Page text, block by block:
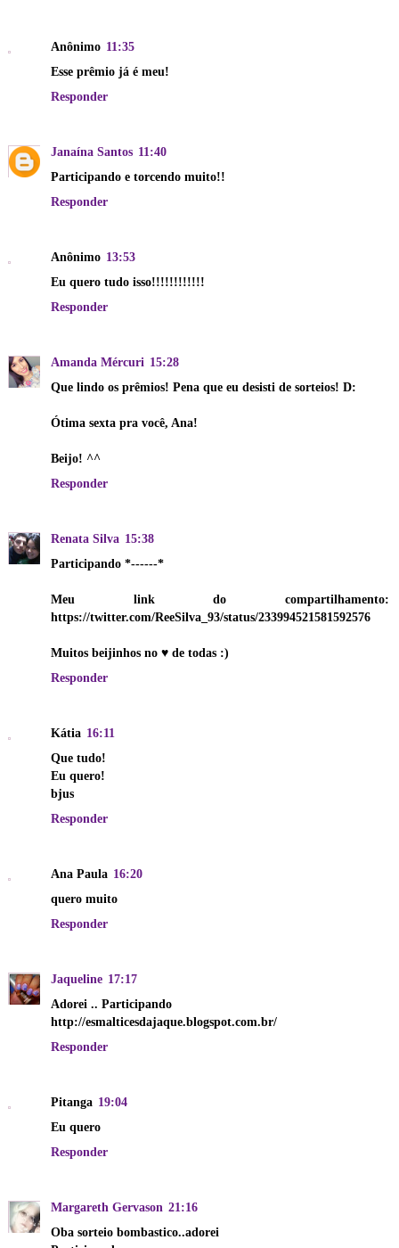
Anônimo 11:35
Esse prêmio já é meu!
Responder
Janaína Santos 11:40
Participando e torcendo muito!!
Responder
Anônimo 13:53
Eu quero tudo isso!!!!!!!!!!!!
Responder
Amanda Mércuri 15:28
Que lindo os prêmios! Pena que eu desisti de sorteios! D:
Ótima sexta pra você, Ana!
Beijo! ^^
Responder
Renata Silva 15:38
Participando *------*
Meu link do compartilhamento:
https://twitter.com/ReeSilva_93/status/233994521581592576
Muitos beijinhos no ♥ de todas :)
Responder
Kátia 16:11
Que tudo!
Eu quero!
bjus
Responder
Ana Paula 16:20
quero muito
Responder
Jaqueline 17:17
Adorei .. Participando
http://esmalticesdajaque.blogspot.com.br/
Responder
Pitanga 19:04
Eu quero
Responder
Margareth Gervason 21:16
Oba sorteio bombastico..adorei